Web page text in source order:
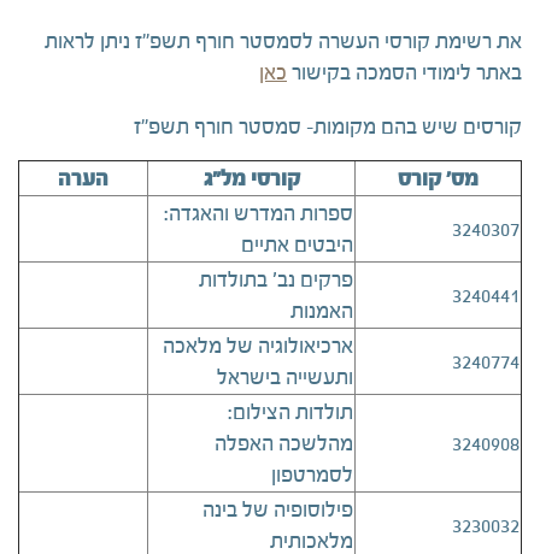
את רשימת קורסי העשרה לסמסטר חורף תשפ"ז ניתן לראות
באתר לימודי הסמכה בקישור כאן
קורסים שיש בהם מקומות- סמסטר חורף תשפ"ז
מס' קורס קורסי מל"ג הערה
3240307
ספרות המדרש והאגדה:
היבטים אתיים
3240441
פרקים נב' בתולדות
האמנות
3240774
ארכיאולוגיה של מלאכה
ותעשייה בישראל
3240908
תולדות הצילום:
מהלשכה האפלה
לסמרטפון
3230032
פילוסופיה של בינה
מלאכותית